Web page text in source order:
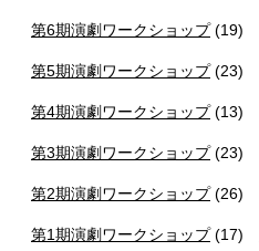
第6期演劇ワークショップ(19)
第5期演劇ワークショップ(23)
第4期演劇ワークショップ(13)
第3期演劇ワークショップ(23)
第2期演劇ワークショップ(26)
第1期演劇ワークショップ(17)